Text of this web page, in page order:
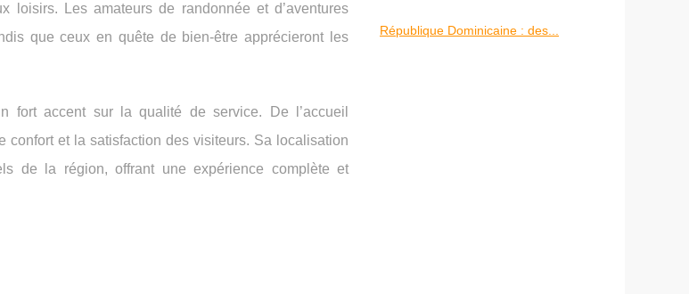
Les amateurs de randonnée et d’aventures
que ceux en quête de bien-être apprécieront les
fort accent sur la qualité de service. De l’accueil
et la satisfaction des visiteurs. Sa localisation
de la région, offrant une expérience complète et
République Dominicaine : des...